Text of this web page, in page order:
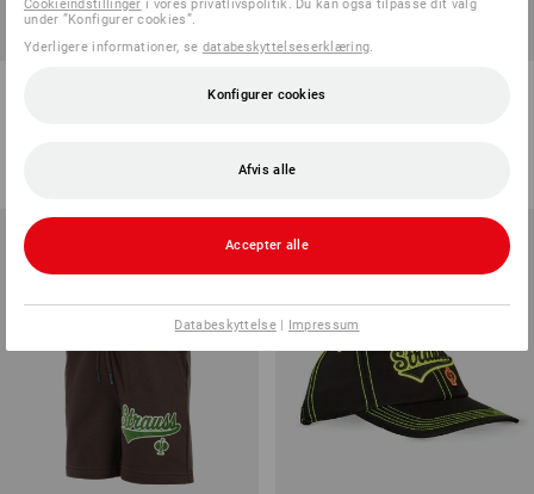
(med moms) fra 3 Stk.
Cookieindstillinger i vores privatlivspolitik. Du kan også tilpasse dit valg
under ”Konfigurer cookies”.
Yderligere informationer, se databeskyttelseserklæring.
Konfigurer cookies
Afvis alle
Accepter alle
Databeskyttelse| Impressum